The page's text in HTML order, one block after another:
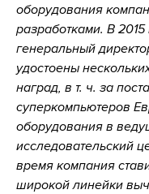
оборудования
разработками. В
генеральный
удостоены
наград, в т. ч. за
суперкомпьютеров
оборудования в
исследовательский
время компания
широкой линейки